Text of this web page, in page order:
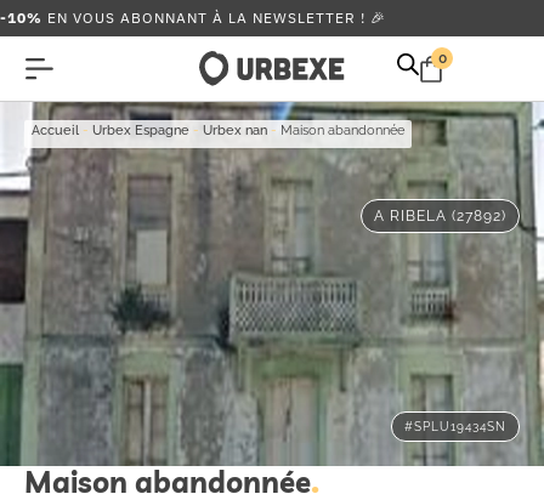
-10% EN VOUS ABONNANT À LA NEWSLETTER ! 🎉
0
Accueil - Urbex Espagne - Urbex nan - Maison abandonnée
A RIBELA (27892)
#SPLU19434SN
Maison abandonnée